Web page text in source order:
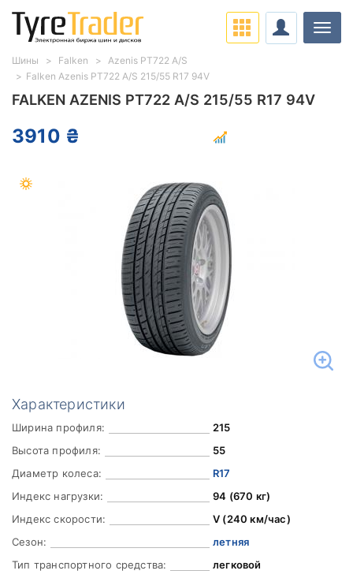
FALKEN AZENIS PT722 A/S 215/55 R17 94V
3910 ₴
Характеристики
Ширина профиля:
215
Высота профиля:
55
Диаметр колеса:
R17
Индекс нагрузки:
94 (670 кг)
Индекс скорости:
V (240 км/час)
Сезон:
летняя
Тип транспортного средства:
легковой
Шины Falken
Azenis PT722 A/S
Falken Azenis PT722 A/S 215/55 R17 94V